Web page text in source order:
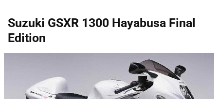
Suzuki GSXR 1300 Hayabusa Final
Edition